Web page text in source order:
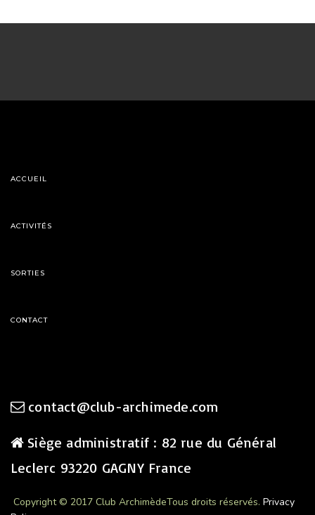
ACCUEIL
ACTIVITÉS
SORTIES
CONTACT
contact@club-archimede.com
Siège administratif : 82 rue du Général
Leclerc 93220 GAGNY France
Copyright © 2017 Club ArchimèdeTous droits réservés. Privacy